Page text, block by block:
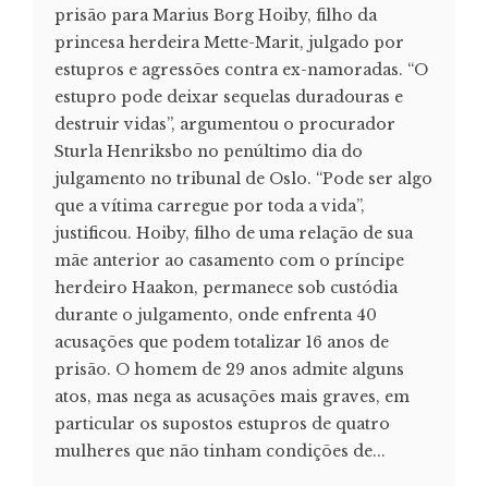
prisão para Marius Borg Hoiby, filho da
princesa herdeira Mette-Marit, julgado por
estupros e agressões contra ex-namoradas. “O
estupro pode deixar sequelas duradouras e
destruir vidas”, argumentou o procurador
Sturla Henriksbo no penúltimo dia do
julgamento no tribunal de Oslo. “Pode ser algo
que a vítima carregue por toda a vida”,
justificou. Hoiby, filho de uma relação de sua
mãe anterior ao casamento com o príncipe
herdeiro Haakon, permanece sob custódia
durante o julgamento, onde enfrenta 40
acusações que podem totalizar 16 anos de
prisão. O homem de 29 anos admite alguns
atos, mas nega as acusações mais graves, em
particular os supostos estupros de quatro
mulheres que não tinham condições de...